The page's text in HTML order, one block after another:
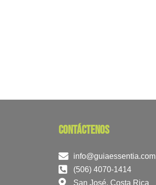
contáctenos
info@guiaessentia.com
(506) 4070-1414
San José, Costa Rica